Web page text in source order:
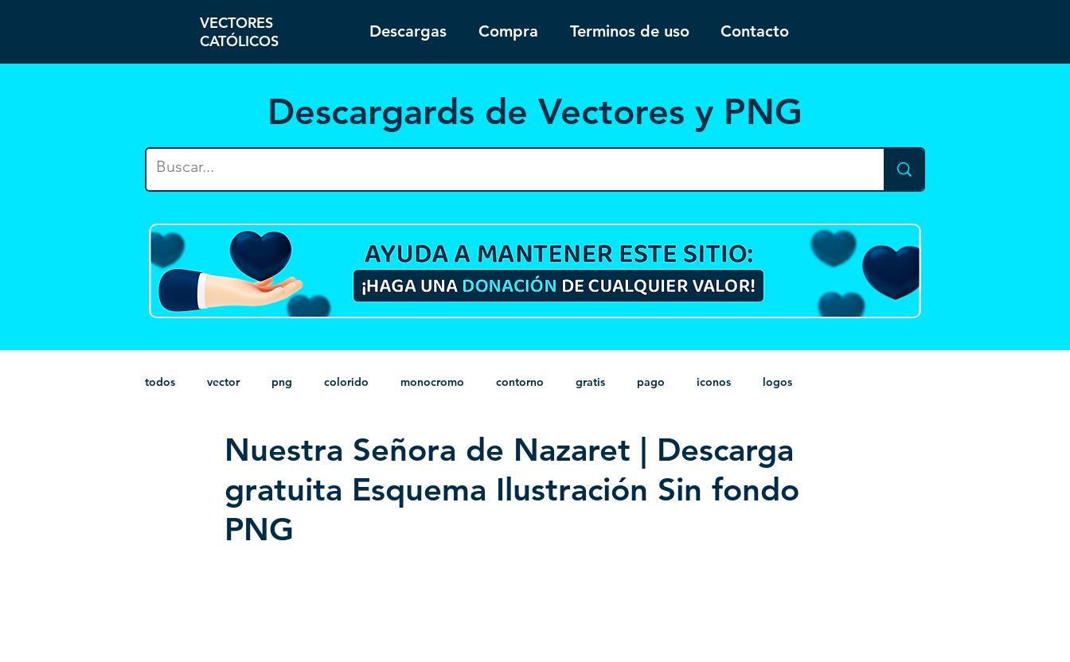
VECTORES
CATÓLICOS
Descargas Compra Terminos de uso Contacto
Descargards de Vectores y PNG
todos vector png colorido monocromo contorno gratis pago iconos logos
estampado paquetes infantil HD sin fondo minimalista heráldica
Nuestra Señora de Nazaret | Descarga
gratuita Esquema Ilustración Sin fondo
PNG